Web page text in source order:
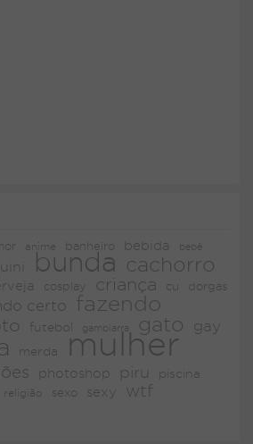
anime banheiro bebida bebê
bunda cachorro
cosplay criança cu dorgas
certo
fazendo
futebol gambiarra gato gay
merda mulher
photoshop piru piscina
religião sexo sexy wtf